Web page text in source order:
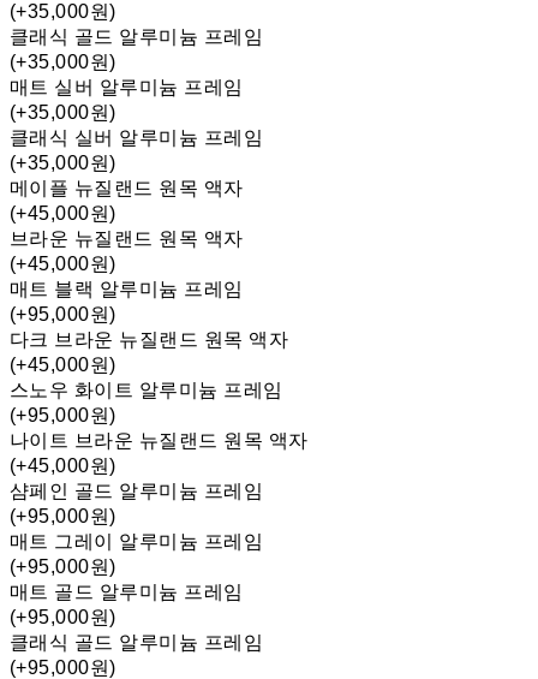
(+35,000원)
클래식 골드 알루미늄 프레임
(+35,000원)
매트 실버 알루미늄 프레임
(+35,000원)
클래식 실버 알루미늄 프레임
(+35,000원)
메이플 뉴질랜드 원목 액자
(+45,000원)
브라운 뉴질랜드 원목 액자
(+45,000원)
매트 블랙 알루미늄 프레임
(+95,000원)
다크 브라운 뉴질랜드 원목 액자
(+45,000원)
스노우 화이트 알루미늄 프레임
(+95,000원)
나이트 브라운 뉴질랜드 원목 액자
(+45,000원)
샴페인 골드 알루미늄 프레임
(+95,000원)
매트 그레이 알루미늄 프레임
(+95,000원)
매트 골드 알루미늄 프레임
(+95,000원)
클래식 골드 알루미늄 프레임
(+95,000원)